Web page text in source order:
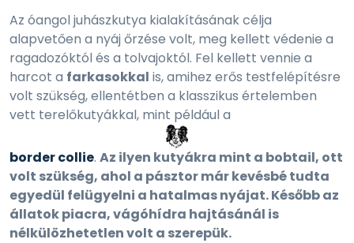
Az óangol juhászkutya kialakításának célja
alapvetően a nyáj őrzése volt, meg kellett védenie a
ragadozóktól és a tolvajoktól. Fel kellett vennie a
harcot a farkasokkal is, amihez erős testfelépítésre
volt szükség, ellentétben a klasszikus értelemben
vett terelőkutyákkal, mint például a
border collie. Az ilyen kutyákra mint a bobtail, ott
volt szükség, ahol a pásztor már kevésbé tudta
egyedül felügyelni a hatalmas nyájat. Később az
állatok piacra, vágóhídra hajtásánál is
nélkülözhetetlen volt a szerepük.